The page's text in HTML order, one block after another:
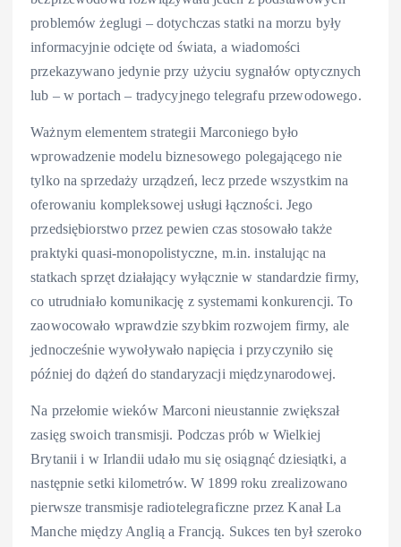
problemów żeglugi – dotychczas statki na morzu były
informacyjnie odcięte od świata, a wiadomości
przekazywano jedynie przy użyciu sygnałów optycznych
lub – w portach – tradycyjnego telegrafu przewodowego.
Ważnym elementem strategii Marconiego było
wprowadzenie modelu biznesowego polegającego nie
tylko na sprzedaży urządzeń, lecz przede wszystkim na
oferowaniu kompleksowej usługi łączności. Jego
przedsiębiorstwo przez pewien czas stosowało także
praktyki quasi-monopolistyczne, m.in. instalując na
statkach sprzęt działający wyłącznie w standardzie firmy,
co utrudniało komunikację z systemami konkurencji. To
zaowocowało wprawdzie szybkim rozwojem firmy, ale
jednocześnie wywoływało napięcia i przyczyniło się
później do dążeń do standaryzacji międzynarodowej.
Na przełomie wieków Marconi nieustannie zwiększał
zasięg swoich transmisji. Podczas prób w Wielkiej
Brytanii i w Irlandii udało mu się osiągnąć dziesiątki, a
następnie setki kilometrów. W 1899 roku zrealizowano
pierwsze transmisje radiotelegraficzne przez Kanał La
Manche między Anglią a Francją. Sukces ten był szeroko